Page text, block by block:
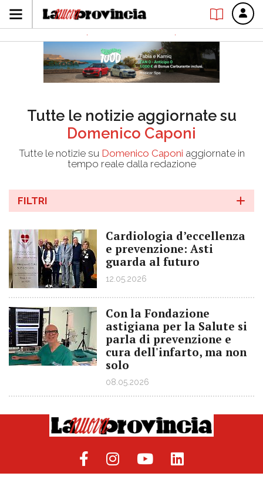
Tutte le notizie aggiornate su
Domenico Caponi
Tutte le notizie su Domenico Caponi aggiornate in
tempo reale dalla redazione
FILTRI
Cardiologia d’eccellenza
e prevenzione: Asti
guarda al futuro
12.05.2026
Con la Fondazione
astigiana per la Salute si
parla di prevenzione e
cura dell'infarto, ma non
solo
08.05.2026